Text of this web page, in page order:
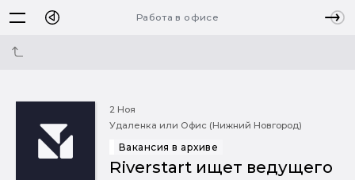
Работа в офисе
2 Ноя
Удаленка или Офис (Нижний Новгород)
Вакансия в архиве
Riverstart ищет ведущего